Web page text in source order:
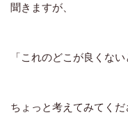
聞きますが、
「これのどこが良くない
ちょっと考えてみてくだ